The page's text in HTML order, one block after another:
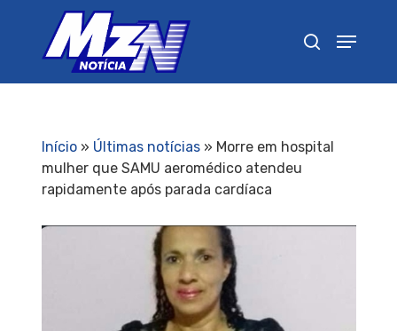
Início» Últimas notícias» Morre em hospital
mulher que SAMU aeromédico atendeu
rapidamente após parada cardíaca